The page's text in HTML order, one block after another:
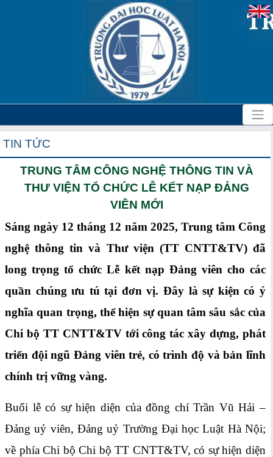
TIN TỨC
TRUNG TÂM CÔNG NGHỆ THÔNG TIN VÀ
THƯ VIỆN TỔ CHỨC LỄ KẾT NẠP ĐẢNG
VIÊN MỚI
Sáng ngày 12 tháng 12 năm 2025, Trung tâm Công
nghệ thông tin và Thư viện (TT CNTT&TV) đã
long trọng tổ chức Lễ kết nạp Đảng viên cho các
quần chúng ưu tú tại đơn vị. Đây là sự kiện có ý
nghĩa quan trọng, thể hiện sự quan tâm sâu sắc của
Chi bộ TT CNTT&TV tới công tác xây dựng, phát
triển đội ngũ Đảng viên trẻ, có trình độ và bản lĩnh
chính trị vững vàng.
Buổi lễ có sự hiện diện của đồng chí Trần Vũ Hải –
Đảng uỷ viên, Đảng uỷ Trường Đại học Luật Hà Nội;
về phía Chi bộ Chi bộ TT CNTT&TV, có sự hiện diện